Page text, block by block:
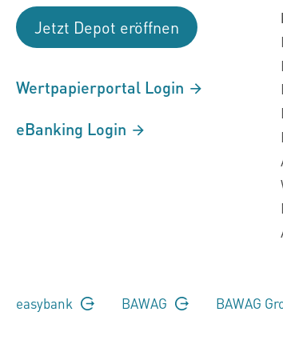
Jetzt Depot eröffnen
Wertpapierportal Login
eBanking Login
easybank BAWAG BAWAG